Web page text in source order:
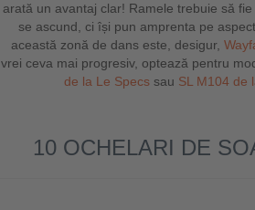
arată un avantaj clar! Ramele trebuie să
se ascund, ci își pun amprenta pe
această zonă de dans este, desigur,
vrei ceva mai progresiv, optează pentru
de la Le Specssau SL M104 de
10 OCHELARI DE